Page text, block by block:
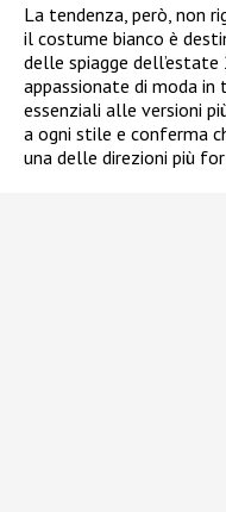
La tendenza, però, non
il costume bianco è
delle spiagge
appassionate di moda
essenziali alle versioni
a ogni stile e conferma
una delle direzioni più